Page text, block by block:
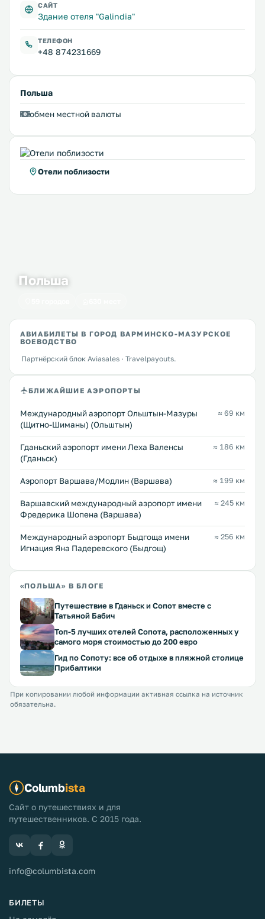
САЙТ
Здание отеля "Galindia"
ТЕЛЕФОН
+48 874231669
Польша
обмен местной валюты
Отели поблизости
Польша
АВИАБИЛЕТЫ В ГОРОД ВАРМИНСКО-МАЗУРСКОЕ
ВОЕВОДСТВО
Партнёрский блок Aviasales · Travelpayouts.
БЛИЖАЙШИЕ АЭРОПОРТЫ
Международный аэропорт Ольштын-Мазуры
(Щитно-Шиманы) (Ольштын)
≈ 69 км
Гданьский аэропорт имени Леха Валенсы
(Гданьск)
≈ 186 км
Аэропорт Варшава/Модлин (Варшава) ≈ 199 км
Варшавский международный аэропорт имени
Фредерика Шопена (Варшава)
≈ 245 км
Международный аэропорт Быдгоща имени
Игнация Яна Падеревского (Быдгощ)
≈ 256 км
«ПОЛЬША» В БЛОГЕ
Путешествие в Гданьск и Сопот вместе с
Татьяной Бабич
Топ-5 лучших отелей Сопота, расположенных у
самого моря стоимостью до 200 евро
Гид по Сопоту: все об отдыхе в пляжной столице
Прибалтики
При копировании любой информации активная ссылка на источник
обязательна.
Columbista
Сайт о путешествиях и для
путешественников. С 2015 года.
info@columbista.com
БИЛЕТЫ